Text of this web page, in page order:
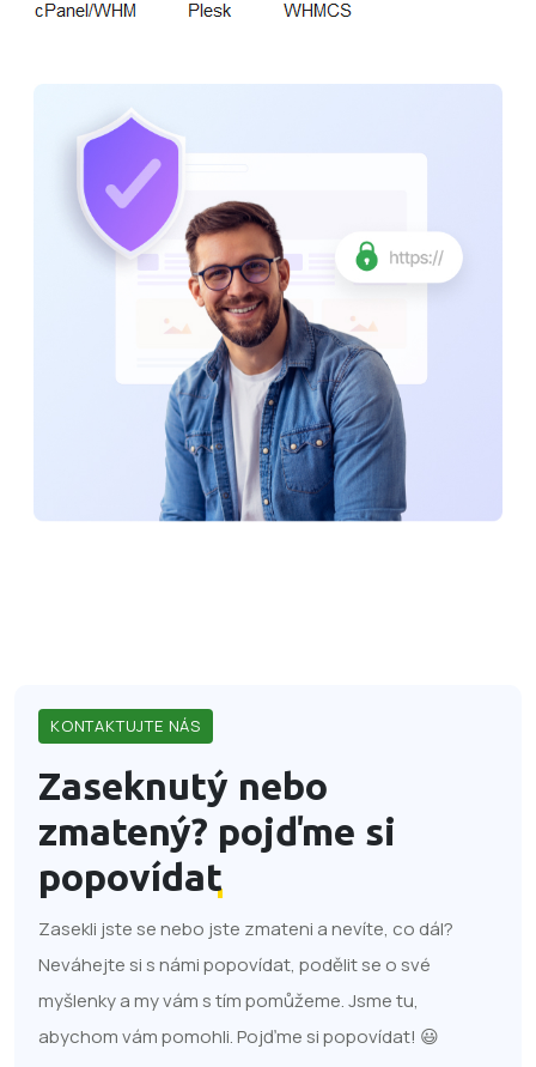
KONTAKTUJTE NÁS
Zaseknutý nebo
zmatený? pojďme si
popovídat
Zasekli jste se nebo jste zmateni a nevíte, co dál?
Neváhejte si s námi popovídat, podělit se o své
myšlenky a my vám s tím pomůžeme. Jsme tu,
abychom vám pomohli. Pojďme si popovídat! 😃